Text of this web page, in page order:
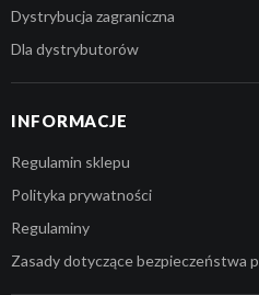
Dystrybucja zagraniczna
Dla dystrybutorów
INFORMACJE
Regulamin sklepu
Polityka prywatności
Regulaminy
Zasady dotyczące bezpieczeństwa